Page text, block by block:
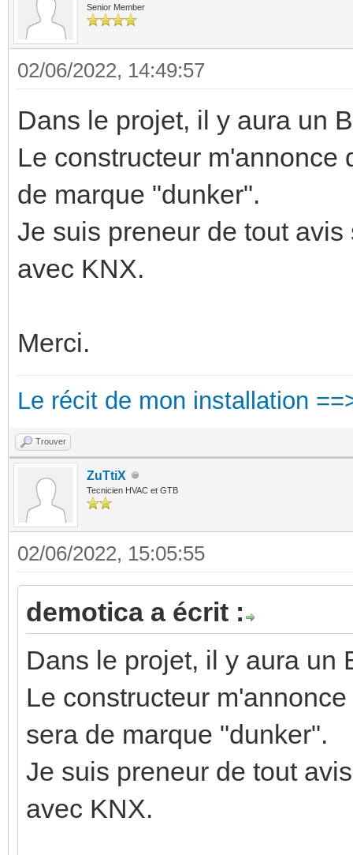
Senior Member
02/06/2022, 14:49:57
Dans le projet, il y aura un
Le constructeur m'annonce
de marque "dunker".
Je suis preneur de tout
avec KNX.
Merci.
Le récit de mon installation
Trouver
ZuTtiX
Tecnicien HVAC et GTB
02/06/2022, 15:05:55
demotica a écrit :
Dans le projet, il y aura un
Le constructeur
sera de marque "dunker".
Je suis preneur de tout
avec KNX.